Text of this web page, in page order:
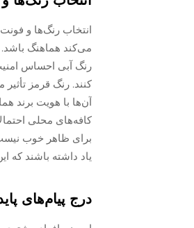
انتخاب رنگ‌ها و
می‌کند هماهنگ باشد.
رنگ آبی احساس
کنند. رنگ قرمز
آن‌ها با هویت برند
کافه‌های محلی
برای ظاهر خوب
یاد داشته باشند که
درج پیام‌های